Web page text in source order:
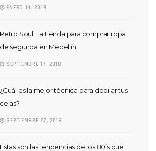
ENERO 14, 2019
Retro Soul: La tienda para comprar ropa
de segunda en Medellín
SEPTIEMBRE 17, 2018
¿Cuál es la mejor técnica para depilar tus
cejas?
SEPTIEMBRE 27, 2018
Estas son las tendencias de los 80’s que